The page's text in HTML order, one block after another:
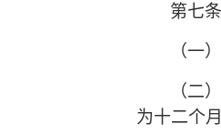
第七
（一
（二
为十二个